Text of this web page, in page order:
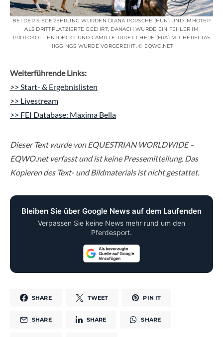
BEI DER SIEGEREHRUNG WURDEN DIANA PORSCHE (HUN) UND IMHOTEP
ALS DRITTPLATZIERTE GEEHRT, DANACH WURDE EIN FEHLER IM
PROTOKOLL ENTDECKT UND CAMILLE JUDET CHERE (FRA) MIT HERELJAS
HIGGINGS WURDE VORGEREIHT. © EQWO.NET
Weiterführende Links:
>> Start- & Ergebnislisten
>> Livestream
>> FEI Database: Maxima Bella
Dieser Text wurde von EQUESTRIAN WORLDWIDE –
EQWO.net verfasst und ist keine Pressemitteilung. Das
Kopieren des Text- und Bildmaterials ist nicht gestattet.
Bleiben Sie über Google News auf dem Laufenden
Verpassen Sie keine News mehr rund um den
Pferdesport.
SHARE TWEET PIN IT
SHARE SHARE SHARE